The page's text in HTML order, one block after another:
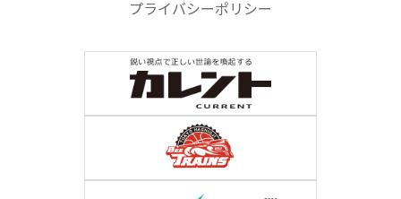
プライバシーポリシー